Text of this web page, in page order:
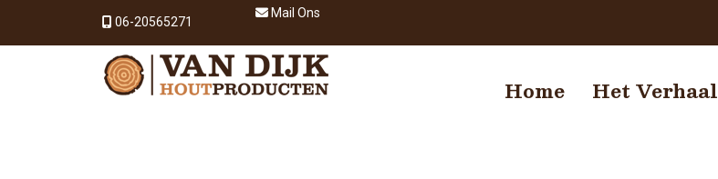
Ga
06-20565271
Mail Ons
Home Het Verhaal